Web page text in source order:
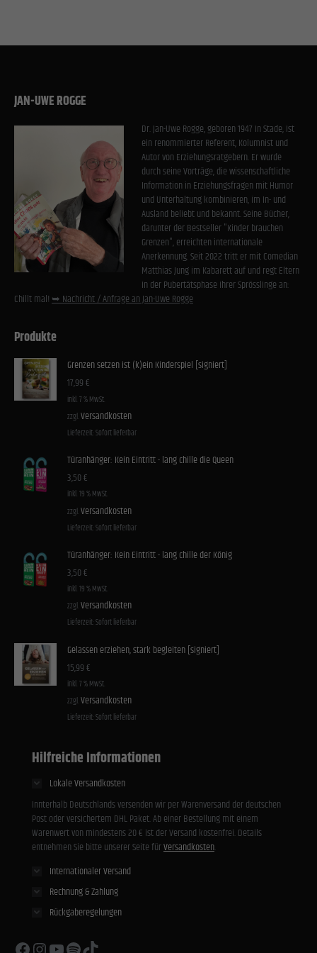
JAN-UWE ROGGE
Dr. Jan-Uwe Rogge, geboren 1947 in Stade, ist
ein renommierter Referent, Kolumnist und
Autor von Erziehungsratgebern. Er wurde
durch seine Vorträge, die wissenschaftliche
Information in Erziehungsfragen mit Humor
und Unterhaltung kombinieren, im In- und
Ausland beliebt und bekannt. Seine Bücher,
darunter der Bestseller "Kinder brauchen
Grenzen", erreichten internationale
Anerkennung. Seit 2022 tritt er mit Comedian
Matthias Jung im Kabarett auf und regt Eltern
in der Pubertätsphase ihrer Sprösslinge an:
Chillt mal!➥ Nachricht / Anfrage an Jan-Uwe Rogge
Produkte
Grenzen setzen ist (k)ein Kinderspiel [signiert]
17,99€
inkl. 7 % MwSt.
zzgl. Versandkosten
Lieferzeit: Sofort lieferbar
Türanhänger: Kein Eintritt - lang chille die Queen
3,50€
inkl. 19 % MwSt.
zzgl. Versandkosten
Lieferzeit: Sofort lieferbar
Türanhänger: Kein Eintritt - lang chille der König
3,50€
inkl. 19 % MwSt.
zzgl. Versandkosten
Lieferzeit: Sofort lieferbar
Gelassen erziehen, stark begleiten [signiert]
15,99€
inkl. 7 % MwSt.
zzgl. Versandkosten
Lieferzeit: Sofort lieferbar
Hilfreiche Informationen
Lokale Versandkosten
Innterhalb Deutschlands versenden wir per Warenversand der deutschen
Post oder versichertem DHL Paket. Ab einer Bestellung mit einem
Warenwert von mindestens 20 € ist der Versand kostenfrei. Details
entnehmen Sie bitte unserer Seite fürVersandkosten.
Internationaler Versand
Rechnung & Zahlung
Rückgaberegelungen